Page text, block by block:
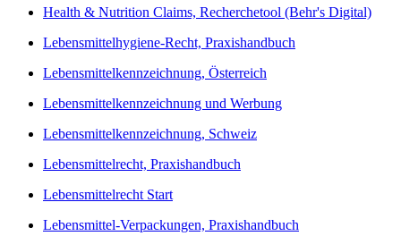
Health & Nutrition Claims, Recherchetool (Behr's Digital)
Lebensmittelhygiene-Recht, Praxishandbuch
Lebensmittelkennzeichnung, Österreich
Lebensmittelkennzeichnung und Werbung
Lebensmittelkennzeichnung, Schweiz
Lebensmittelrecht, Praxishandbuch
Lebensmittelrecht Start
Lebensmittel-Verpackungen, Praxishandbuch